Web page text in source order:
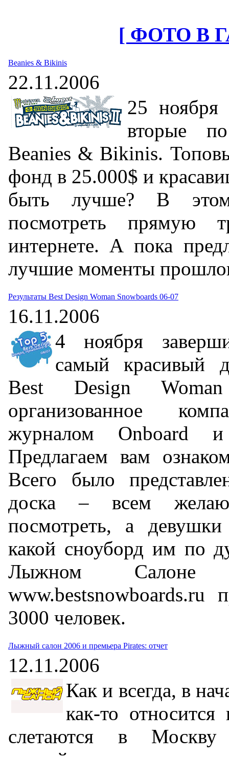
[ ФОТО В
Beanies & Bikinis
22.11.2006
25
вторые
Beanies & Bikinis.
фонд в 25.000$ и
быть лучше? В
посмотреть прямую
интернете. А пока
лучшие моменты
Результаты Best Design Woman Snowboards 06-07
16.11.2006
4 ноября
самый красивый
Best Design
организованное
журналом Onboard
Предлагаем вам
Всего было
доска – всем
посмотреть, а девушки
какой сноуборд им по
Лыжном
www.bestsnowboards.ru
3000 человек.
Лыжный салон 2006 и премьера Pirates: отчет
12.11.2006
Как и всегда, в
как-то
слетаются в